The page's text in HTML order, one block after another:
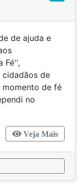
de ajuda e
Fé'',
cidadãos de
momento de fé
no
Veja Mais